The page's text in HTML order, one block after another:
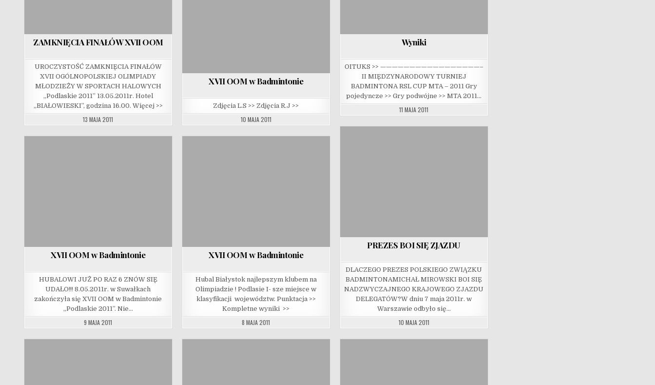
ZAMKNIĘCIA FINAŁÓW XVII OOM
UROCZYSTOŚĆ ZAMKNIĘCIA FINAŁÓW
XVII OGÓLNOPOLSKIEJ OLIMPIADY
MŁODZIEŻY W SPORTACH HALOWYCH
„Podlaskie 2011” 13.05.2011r. Hotel
„BIAŁOWIESKI”, godzina 16.00. Więcej >>
13 MAJA 2011
Wyniki
OITUKS >> —————————————————–
II MIĘDZYNARODOWY TURNIEJ
BADMINTONA RSL CUP MTA – 2011 Gry
pojedyncze >> Gry podwójne >> MTA 2011…
11 MAJA 2011
XVII OOM w Badmintonie
Zdjęcia L.S >> Zdjęcia R.J >>
10 MAJA 2011
PREZES BOI SIĘ ZJAZDU
DLACZEGO PREZES POLSKIEGO ZWIĄZKU
BADMINTONAMICHAŁ MIROWSKI BOI SIĘ
NADZWYCZAJNEGO KRAJOWEGO ZJAZDU
DELEGATÓW?W dniu 7 maja 2011r. w
Warszawie odbyło się…
10 MAJA 2011
XVII OOM w Badmintonie
HUBALOWI JUŻ PO RAZ 6 ZNÓW SIĘ
UDAŁO!!! 8.05.2011r. w Suwałkach
zakończyła się XVII OOM w Badmintonie
„Podlaskie 2011”. Nie…
9 MAJA 2011
XVII OOM w Badmintonie
Hubal Białystok najlepszym klubem na
Olimpiadzie ! Podlasie I- sze miejsce w
klasyfikacji województw. Punktacja >>
Kompletne wyniki >>
8 MAJA 2011